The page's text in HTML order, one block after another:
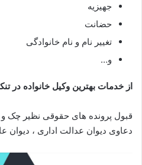
جهیزیه
حضانت
تغییر نام و نام خانوادگی
و…
از خدمات بهترین وکیل خانواده در
قبول پرونده های حقوقی نظیر چک
دعاوی دیوان عدالت اداری ، دیوان